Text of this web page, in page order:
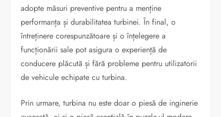
adopte măsuri preventive pentru a menține
performanța și durabilitatea turbinei. În final, o
întreținere corespunzătoare și o înțelegere a
funcționării sale pot asigura o experiență de
conducere plăcută și fără probleme pentru utilizatorii
de vehicule echipate cu turbina.
Prin urmare, turbina nu este doar o piesă de inginerie